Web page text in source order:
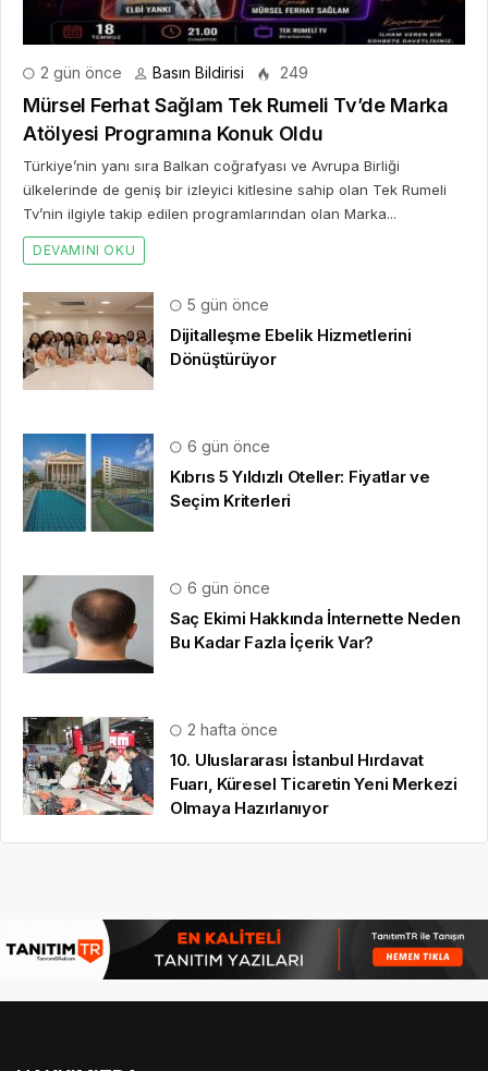
2 gün önce Basın Bildirisi 249
Mürsel Ferhat Sağlam Tek Rumeli Tv’de Marka
Atölyesi Programına Konuk Oldu
Türkiye’nin yanı sıra Balkan coğrafyası ve Avrupa Birliği
ülkelerinde de geniş bir izleyici kitlesine sahip olan Tek Rumeli
Tv’nin ilgiyle takip edilen programlarından olan Marka...
DEVAMINI OKU
5 gün önce
Dijitalleşme Ebelik Hizmetlerini
Dönüştürüyor
6 gün önce
Kıbrıs 5 Yıldızlı Oteller: Fiyatlar ve
Seçim Kriterleri
6 gün önce
Saç Ekimi Hakkında İnternette Neden
Bu Kadar Fazla İçerik Var?
2 hafta önce
10. Uluslararası İstanbul Hırdavat
Fuarı, Küresel Ticaretin Yeni Merkezi
Olmaya Hazırlanıyor